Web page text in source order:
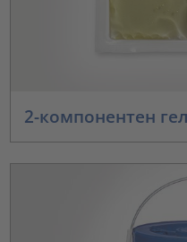
2-компонентен гел